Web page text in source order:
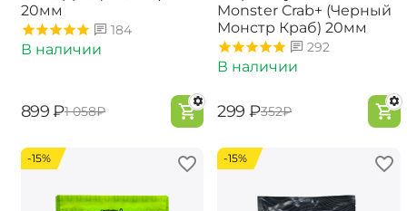
20мм
184
В наличии
‍899‍ ₽‍1 058‍₽
Monster Crab+ (Черный
Монстр Краб) 20мм
292
В наличии
‍299‍ ₽‍352‍₽
-15% -15%